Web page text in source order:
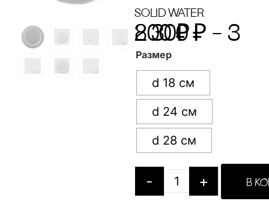
Solid Water
2 300₽ –
3 800₽
Размер
d 18 см
d 24 см
d 28 см
- + В